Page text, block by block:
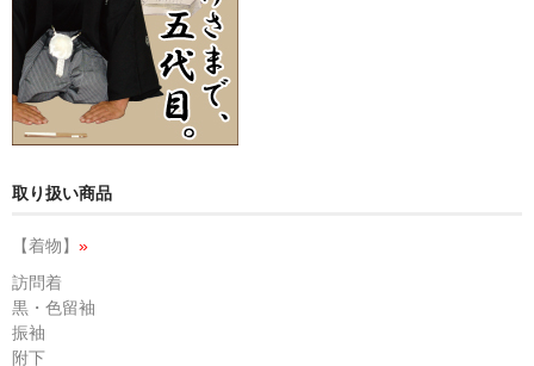
取り扱い商品
【着物】 »
訪問着
黒・色留袖
振袖
附下